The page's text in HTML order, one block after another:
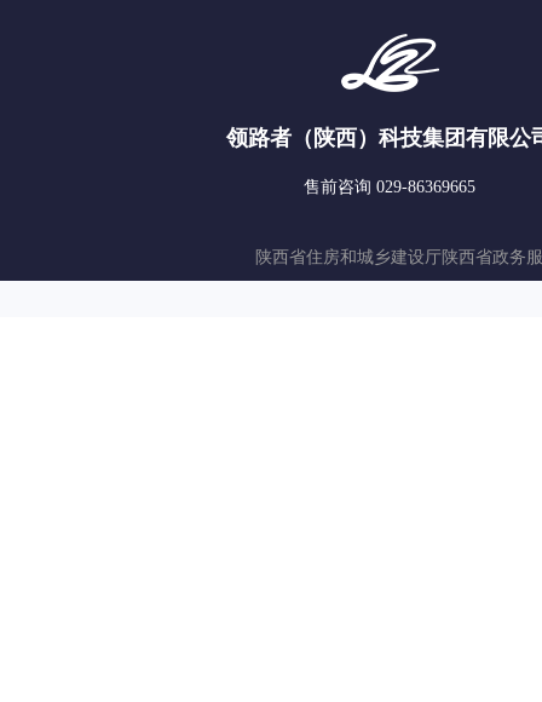
领路者（陕西）科技集团有限公
售前咨询 029-86369665
陕西省住房和城乡建设厅陕西省政务